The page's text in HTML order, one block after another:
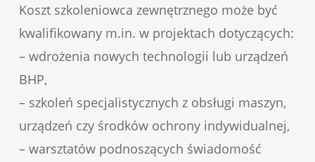
Koszt szkoleniowca zewnętrznego może być
kwalifikowany m.in. w projektach dotyczących:
– wdrożenia nowych technologii lub urządzeń
BHP,
– szkoleń specjalistycznych z obsługi maszyn,
urządzeń czy środków ochrony indywidualnej,
– warsztatów podnoszących świadomość